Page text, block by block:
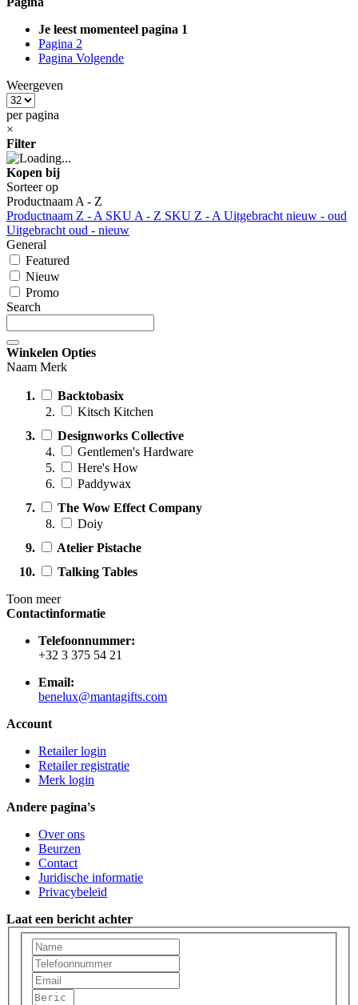
Je leest momenteel pagina 1
Pagina 2
Pagina Volgende
Weergeven
per pagina
×
Filter
Kopen bij
Sorteer op
Productnaam A - Z
Productnaam Z - A SKU A - Z SKU Z - A Uitgebracht nieuw - oud
Uitgebracht oud - nieuw
General
Featured
Nieuw
Promo
Search
Winkelen Opties
Naam Merk
Backtobasix
Kitsch Kitchen
Designworks Collective
Gentlemen's Hardware
Here's How
Paddywax
The Wow Effect Company
Doiy
Atelier Pistache
Talking Tables
Toon meer
Contactinformatie
Telefoonnummer:
+32 3 375 54 21
Email:
benelux@mantagifts.com
Account
Retailer login
Retailer registratie
Merk login
Andere pagina's
Over ons
Beurzen
Contact
Juridische informatie
Privacybeleid
Laat een bericht achter